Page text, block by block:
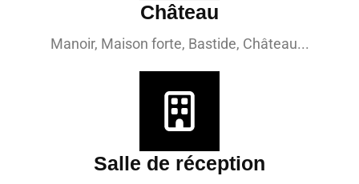
Château
Manoir, Maison forte, Bastide, Château...
Salle de réception